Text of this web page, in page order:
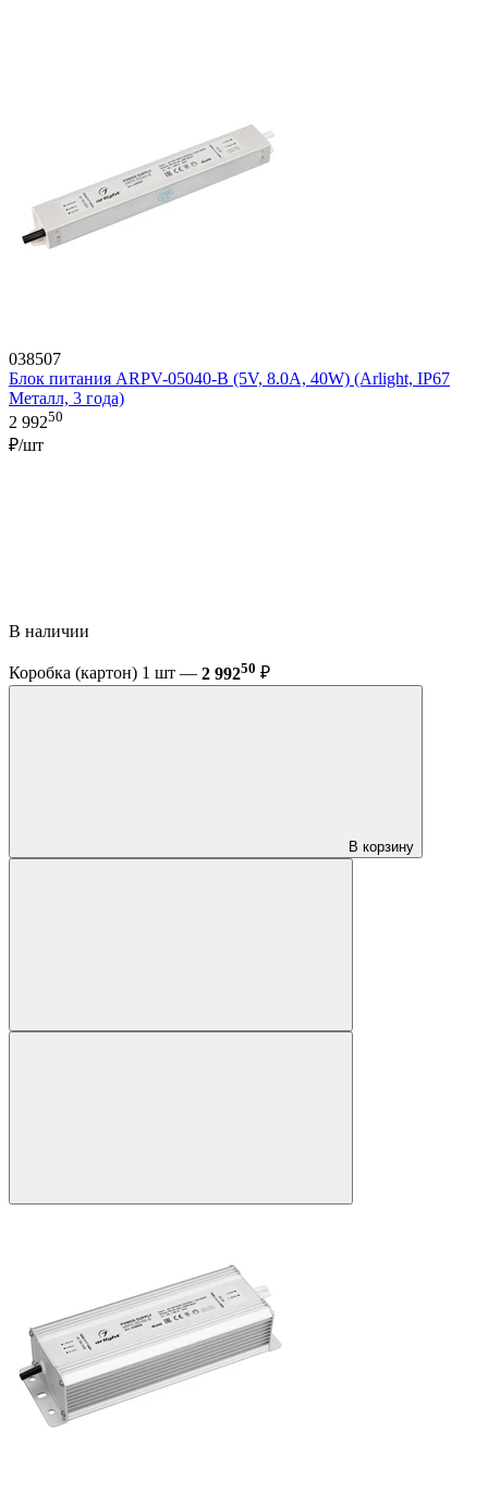
038507
Блок питания ARPV-05040-B (5V, 8.0A, 40W) (Arlight, IP67
Металл, 3 года)
2 99250
₽/шт
В наличии
Коробка (картон) 1 шт — 2 99250 ₽
В корзину